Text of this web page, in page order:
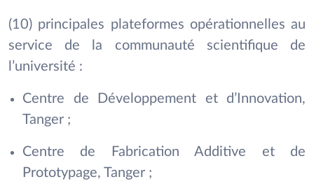
(10) principales plateformes opérationnelles au
service de la communauté scientifique de
l’université :
Centre de Développement et d’Innovation,
Tanger ;
Centre de Fabrication Additive et de
Prototypage, Tanger ;